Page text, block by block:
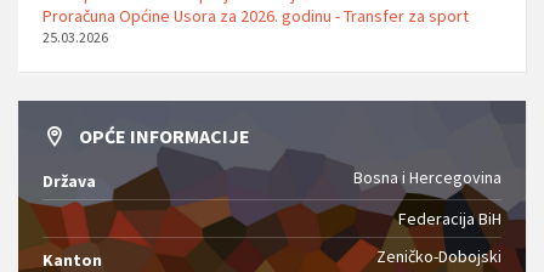
Proračuna Općine Usora za 2026. godinu - Transfer za sport
25.03.2026
OPĆE INFORMACIJE
Država
Bosna i Hercegovina
Federacija BiH
Kanton
Zeničko-Dobojski